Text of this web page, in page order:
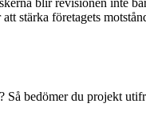
stärka företagets
Så bedömer du projekt